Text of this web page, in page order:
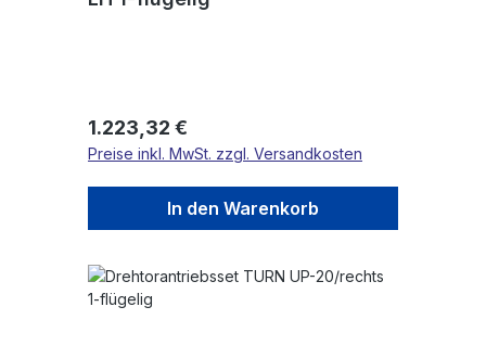
Regulärer Preis:
1.223,32 €
Preise inkl. MwSt. zzgl. Versandkosten
In den Warenkorb